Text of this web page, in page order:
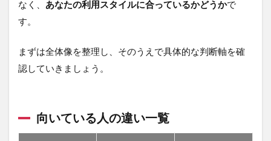
なく、 あなたの利用スタイルに合っているかどうかで
す。
まずは全体像を整理し、そのうえで具体的な判断軸を確
認していきましょう。
向いている人の違い一覧